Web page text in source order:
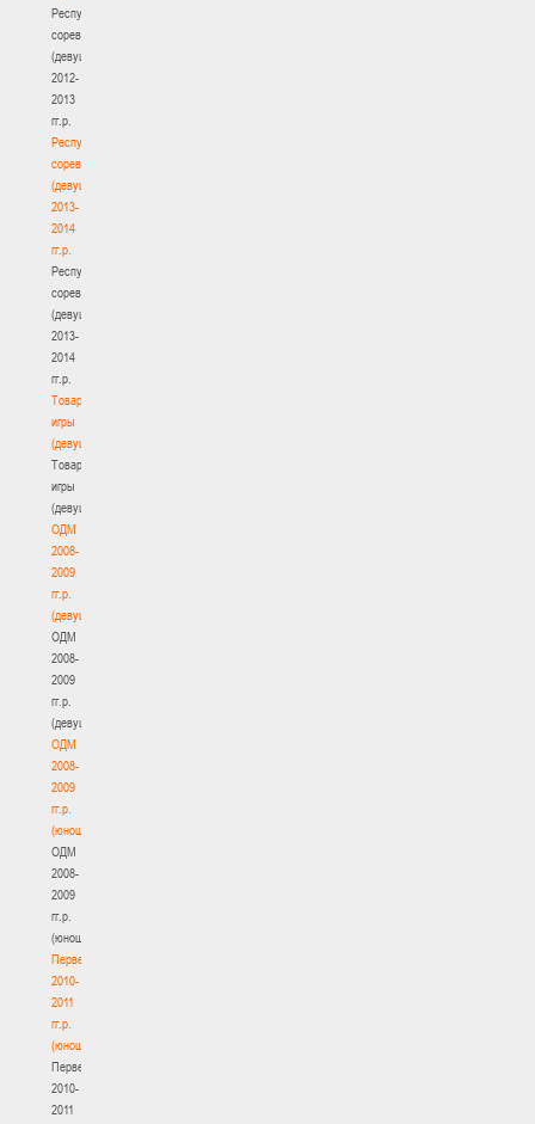
Республиканские
соревнования
(девушки)
2012-
2013
гг.р.
Республиканские
соревнования
(девушки)
2013-
2014
гг.р.
Республиканские
соревнования
(девушки)
2013-
2014
гг.р.
Товарищеские
игры
(девушки)
Товарищеские
игры
(девушки)
ОДМ
2008-
2009
гг.р.
(девушки)
ОДМ
2008-
2009
гг.р.
(девушки)
ОДМ
2008-
2009
гг.р.
(юноши)
ОДМ
2008-
2009
гг.р.
(юноши)
Первенство
2010-
2011
гг.р.
(юноши)
Первенство
2010-
2011